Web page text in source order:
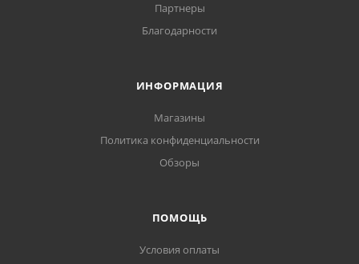
Партнеры
Благодарности
ИНФОРМАЦИЯ
Магазины
Политика конфиденциальности
Обзоры
ПОМОЩЬ
Условия оплаты